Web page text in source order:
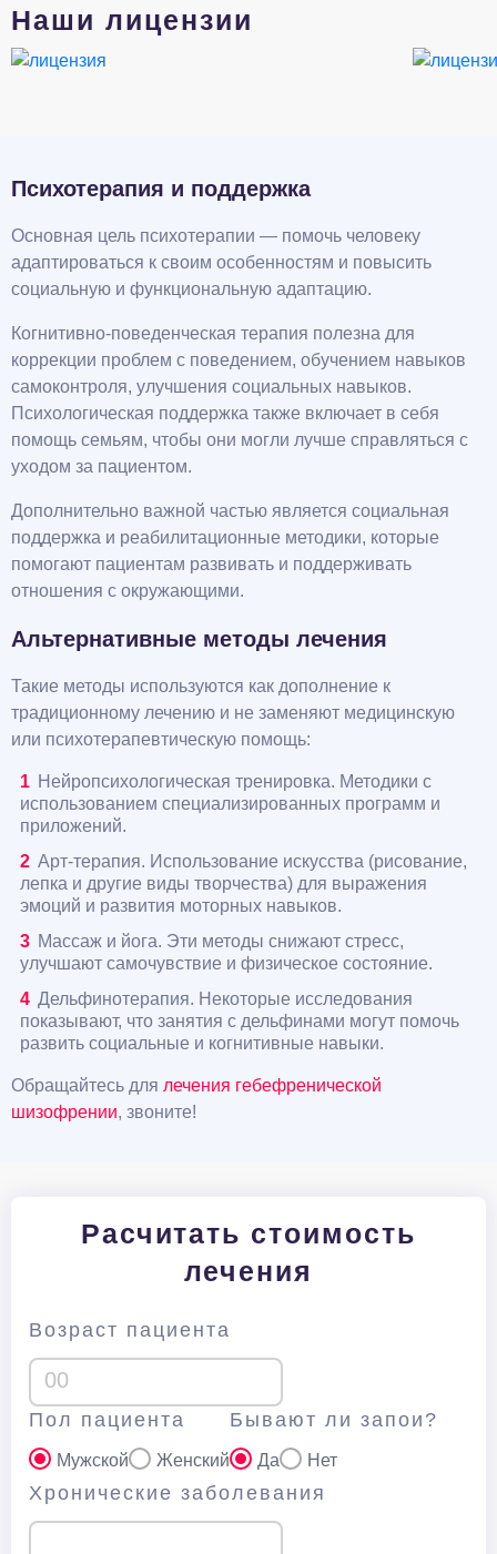
Наши лицензии
Психотерапия и поддержка
Основная цель психотерапии — помочь человеку
адаптироваться к своим особенностям и повысить
социальную и функциональную адаптацию.
Когнитивно-поведенческая терапия полезна для
коррекции проблем с поведением, обучением навыков
самоконтроля, улучшения социальных навыков.
Психологическая поддержка также включает в себя
помощь семьям, чтобы они могли лучше справляться с
уходом за пациентом.
Дополнительно важной частью является социальная
поддержка и реабилитационные методики, которые
помогают пациентам развивать и поддерживать
отношения с окружающими.
Альтернативные методы лечения
Такие методы используются как дополнение к
традиционному лечению и не заменяют медицинскую
или психотерапевтическую помощь:
Нейропсихологическая тренировка. Методики с
использованием специализированных программ и
приложений.
Арт-терапия. Использование искусства (рисование,
лепка и другие виды творчества) для выражения
эмоций и развития моторных навыков.
Массаж и йога. Эти методы снижают стресс,
улучшают самочувствие и физическое состояние.
Дельфинотерапия. Некоторые исследования
показывают, что занятия с дельфинами могут помочь
развить социальные и когнитивные навыки.
Обращайтесь для лечения гебефренической
шизофрении, звоните!
Расчитать стоимость
лечения
Возраст пациента
Пол пациента
Мужской Женский
Бывают ли запои?
Да Нет
Хронические заболевания